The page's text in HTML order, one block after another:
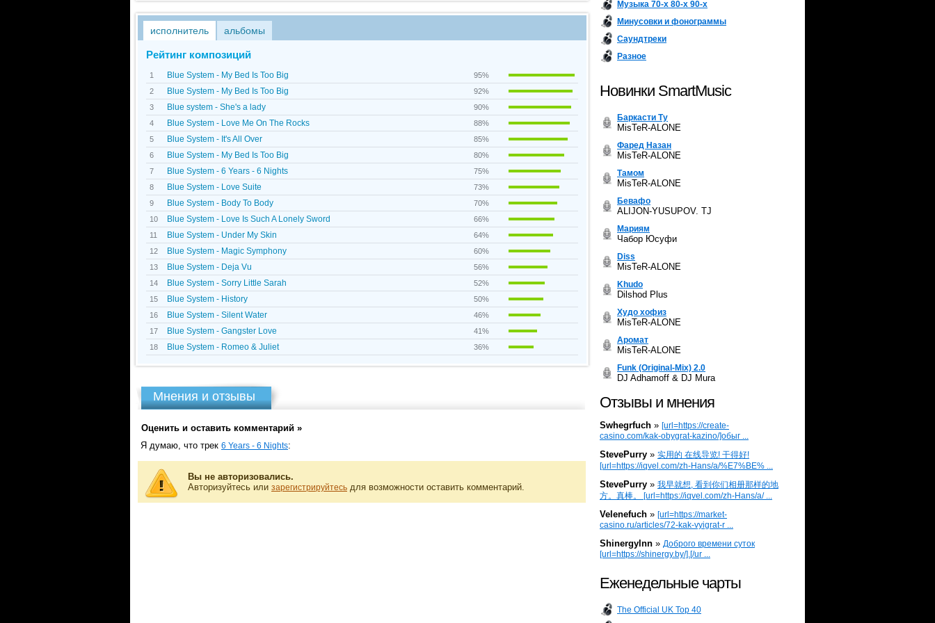
исполнитель альбомы
Рейтинг композиций
1 Blue System - My Bed Is Too Big
95%
2
Blue System - My Bed Is Too Big
92%
3
Blue system - She's a lady
90%
4
Blue System - Love Me On The Rocks
88%
5
Blue System - It's All Over
85%
6
Blue System - My Bed Is Too Big
80%
7
Blue System - 6 Years - 6 Nights
75%
8
Blue System - Love Suite
73%
9
Blue System - Body To Body
70%
10
Blue System - Love Is Such A Lonely Sword
66%
11
Blue System - Under My Skin
64%
12
Blue System - Magic Symphony
60%
13
Blue System - Dejа Vu
56%
14
Blue System - Sorry Little Sarah
52%
15
Blue System - History
50%
16
Blue System - Silent Water
46%
17
Blue System - Gangster Love
41%
18
Blue System - Romeo & Juliet 36%
Мнения и отзывы
Оценить и оставить комментарий »
Я думаю, что трек 6 Years - 6 Nights:
Вы не авторизовались.
Авторизуйтесь или зарегистрируйтесь для возможности оставить комментарий.
Музыка 70-х 80-х 90-х
Минусовки и фонограммы
Саундтреки
Разное
Новинки SmartMusic
Баркасти Ту
MisTeR-ALONE
Фаред Назан
MisTeR-ALONE
Тамом
MisTeR-ALONE
Бевафо
ALIJON-YUSUPOV. TJ
Мариям
Чабор Юсуфи
Diss
MisTeR-ALONE
Khudo
Dilshod Plus
Худо хофиз
MisTeR-ALONE
Аромат
MisTeR-ALONE
Funk (Original-Mix) 2.0
DJ Adhamoff & DJ Mura
Отзывы и мнения
Swhegrfuch » [url=https://create-
casino.com/kak-obygrat-kazino/]обыг ...
StevePurry » 实用的 在线导览! 干得好!
[url=https://iqvel.com/zh-Hans/a/%E7%BE% ...
StevePurry » 我早就想, 看到你们相册那样的地
方。真棒。 [url=https://iqvel.com/zh-Hans/a/ ...
Velenefuch » [url=https://market-
casino.ru/articles/72-kak-vyigrat-r ...
Shinergylnn » Доброго времени суток
[url=https://shinergy.by/].[/ur ...
Еженедельные чарты
The Official UK Top 40